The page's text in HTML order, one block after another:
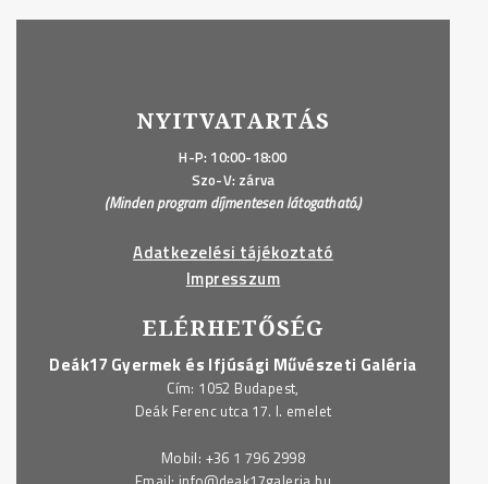
NYITVATARTÁS
H-P: 10:00-18:00
Szo-V: zárva
(Minden program díjmentesen látogatható.)
Adatkezelési tájékoztató
Impresszum
ELÉRHETŐSÉG
Deák17 Gyermek és Ifjúsági Művészeti Galéria
Cím: 1052 Budapest,
Deák Ferenc utca 17. I. emelet
Mobil: +36 1 796 2998